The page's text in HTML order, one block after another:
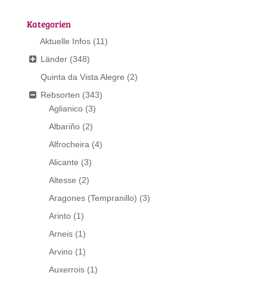
Kategorien
Aktuelle Infos (11)
Länder (348)
Quinta da Vista Alegre (2)
Rebsorten (343)
Aglianico (3)
Albariño (2)
Alfrocheira (4)
Alicante (3)
Altesse (2)
Aragones (Tempranillo) (3)
Arinto (1)
Arneis (1)
Arvino (1)
Auxerrois (1)